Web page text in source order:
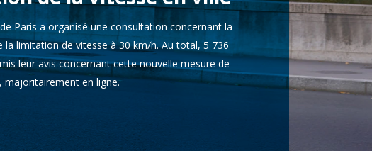
Paris a organisé une consultation concernant la
la limitation de vitesse à 30 km/h. Au total, 5 736
leur avis concernant cette nouvelle mesure de
majoritairement en ligne.